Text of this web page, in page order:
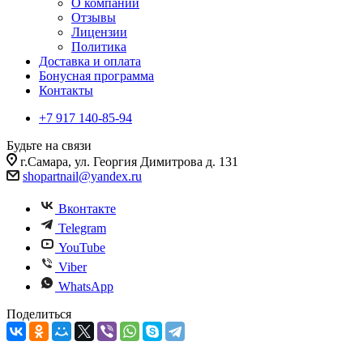
О компании
Отзывы
Лицензии
Политика
Доставка и оплата
Бонусная программа
Контакты
+7 917 140-85-94
Будьте на связи
г.Самара, ул. Георгия Димитрова д. 131
shopartnail@yandex.ru
Вконтакте
Telegram
YouTube
Viber
WhatsApp
Поделиться